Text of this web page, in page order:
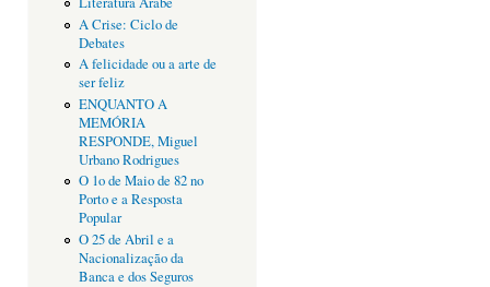
A Crise: Ciclo de
Debates
A felicidade ou a arte de
ser feliz
ENQUANTO A
MEMÓRIA
RESPONDE, Miguel
Urbano Rodrigues
O 1o de Maio de 82 no
Porto e a Resposta
Popular
O 25 de Abril e a
Nacionalização da
Banca e dos Seguros